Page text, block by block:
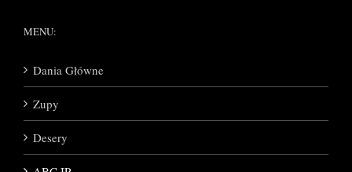
MENU:
Dania Główne
Zupy
Desery